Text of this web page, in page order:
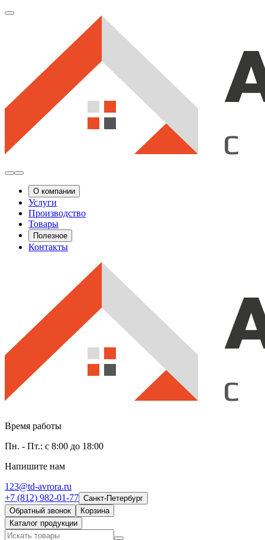
О компании
Услуги
Производство
Товары
Полезное
Контакты
Время работы
Пн. - Пт.: с 8:00 до 18:00
Напишите нам
123@td-avrora.ru
+7 (812) 982-01-77 Санкт-Петербург
Обратный звонок
Корзина
Каталог продукции